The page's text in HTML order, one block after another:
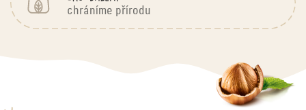
chráníme přírodu